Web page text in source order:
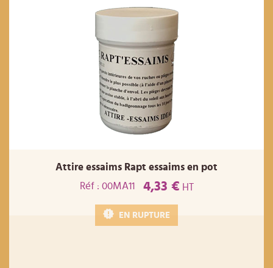
Attire essaims Rapt essaims en pot
Réf : 00MA11
4,33 € HT
EN RUPTURE